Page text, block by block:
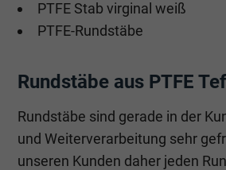
PTFE Stab virginal weiß
PTFE-Rundstäbe
Rundstäbe aus PTFE
Rundstäbe sind gerade in der
und Weiterverarbeitung sehr
unseren Kunden daher jeden